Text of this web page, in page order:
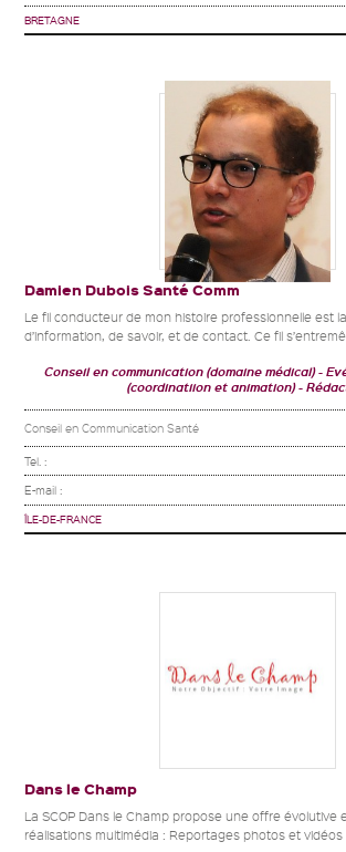
BRETAGNE
Damien Dubois Santé Comm
Le fil conducteur de mon histoire professionnelle est
d’information, de savoir, et de contact. Ce fil
Conseil en communication (domaine médical)
(coordinatiion et animation)
Conseil en Communication Santé
Tel. :
E-mail :
ÎLE-DE-FRANCE
Dans le Champ
La SCOP Dans le Champ propose une offre évolutive
réalisations multimédia : Reportages photos et vidéos :